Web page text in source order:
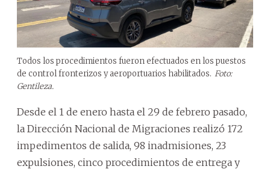
Todos los procedimientos fueron efectuados en los puestos
de control fronterizos y aeroportuarios habilitados. Foto:
Gentileza.
Desde el 1 de enero hasta el 29 de febrero pasado,
la Dirección Nacional de Migraciones realizó 172
impedimentos de salida, 98 inadmisiones, 23
expulsiones, cinco procedimientos de entrega y